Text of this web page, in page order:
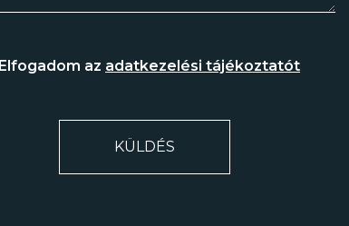
Elfogadom az adatkezelési tájékoztatót
KÜLDÉS